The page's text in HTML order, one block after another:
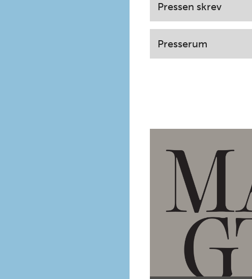
Pressen skrev
Presserum